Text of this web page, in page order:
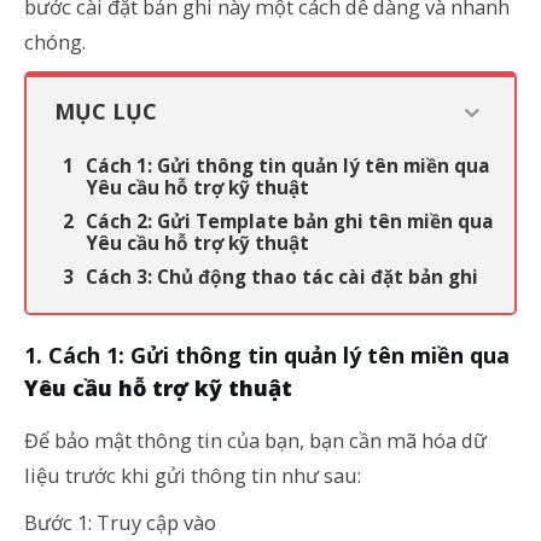
bước cài đặt bản ghi này một cách dễ dàng và nhanh
chóng.
MỤC LỤC
Cách 1: Gửi thông tin quản lý tên miền qua
Yêu cầu hỗ trợ kỹ thuật
Cách 2: Gửi Template bản ghi tên miền qua
Yêu cầu hỗ trợ kỹ thuật
Cách 3: Chủ động thao tác cài đặt bản ghi
Cách 1: Gửi thông tin quản lý tên miền qua
Yêu cầu hỗ trợ kỹ thuật
Để bảo mật thông tin của bạn, bạn cần mã hóa dữ
liệu trước khi gửi thông tin như sau:
Bước 1: Truy cập vào